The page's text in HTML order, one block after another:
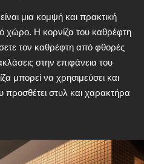
μια κομψή και πρακτική
χώρο. Η κορνίζα του καθρέφτη
τον καθρέφτη από φθορές
στην επιφάνεια του
μπορεί να χρησιμεύσει και
προσθέτει στυλ και χαρακτήρα